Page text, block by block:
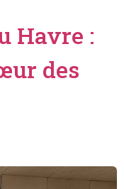
Havre :
des